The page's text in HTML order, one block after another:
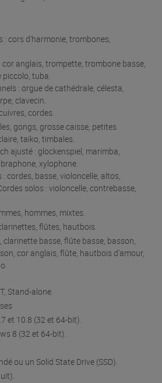
: cors d'harmonie, trombones,
cor anglais, trompette, trombone basse,
tuba.
: orgue de cathédrale, célesta,
clavecin.
cordes.
gongs, grosse caisse, petites
taiko, timbales.
ajusté : glockenspiel, marimba,
xylophone.
: cordes, basse, violoncelle, altos,
solos : violoncelle, contrebasse,
hommes, mixtes.
flûtes, hautbois.
clarinette basse, flûte basse, basson,
cor anglais, flûte, hautbois d’amour,
Stand-alone.
et 10.8 (32 et 64-bit).
8 (32 et 64-bit).
ou un Solid State Drive (SSD).